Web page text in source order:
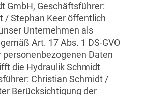
GmbH, Geschäftsführer:
/ Stephan Keer öffentlich
Unternehmen als
Art. 17 Abs. 1 DS-GVO
personenbezogenen Daten
die Hydraulik Schmidt
Christian Schmidt /
Berücksichtigung der